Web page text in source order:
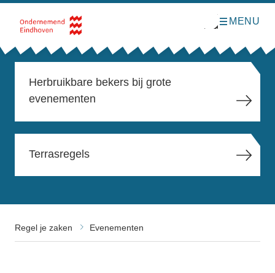
Direct naar de inhoud
O
n
MENU
Herbruikbare bekers bij grote
evenementen
Terrasregels
Regel je zaken Evenementen